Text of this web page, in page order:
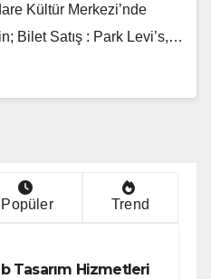
Kültür Merkezi’nde
Bilet Satış : Park Levi’s,…
Popüler Trend
Tasarım Hizmetleri